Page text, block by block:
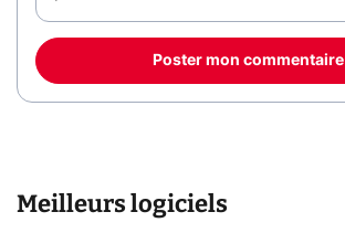
Poster mon commentaire
Meilleurs logiciels